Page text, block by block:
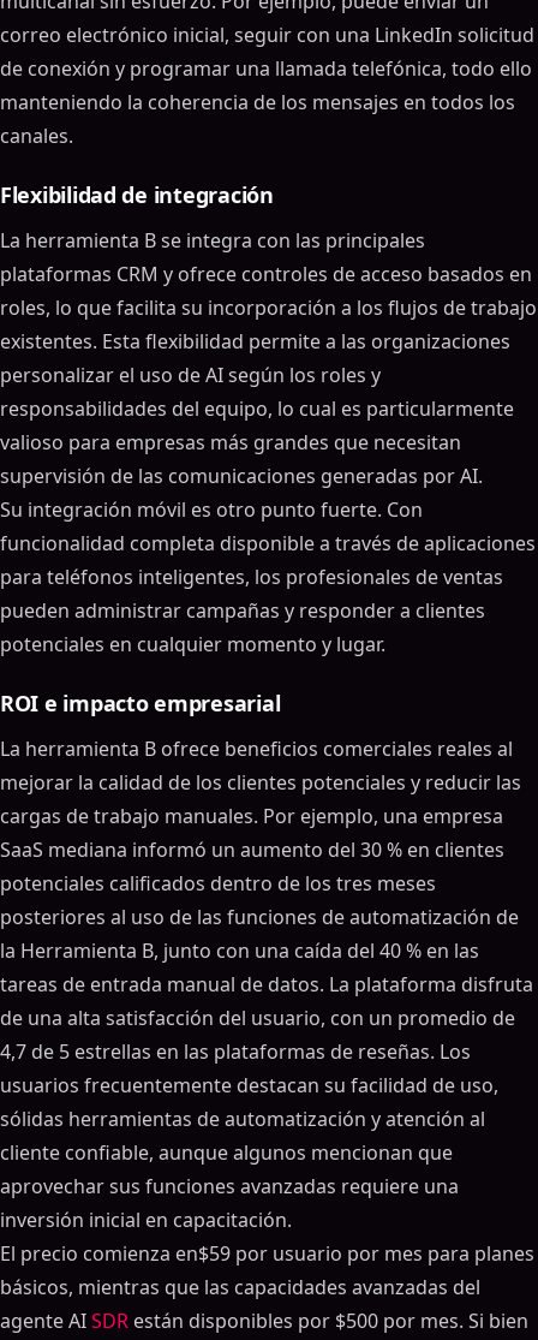
correo electrónico inicial, seguir con una LinkedIn solicitud
de conexión y programar una llamada telefónica, todo ello
manteniendo la coherencia de los mensajes en todos los
canales.
Flexibilidad de integración
La herramienta B se integra con las principales
plataformas CRM y ofrece controles de acceso basados en
roles, lo que facilita su incorporación a los flujos de trabajo
existentes. Esta flexibilidad permite a las organizaciones
personalizar el uso de AI según los roles y
responsabilidades del equipo, lo cual es particularmente
valioso para empresas más grandes que necesitan
supervisión de las comunicaciones generadas por AI.
Su integración móvil es otro punto fuerte. Con
funcionalidad completa disponible a través de aplicaciones
para teléfonos inteligentes, los profesionales de ventas
pueden administrar campañas y responder a clientes
potenciales en cualquier momento y lugar.
ROI e impacto empresarial
La herramienta B ofrece beneficios comerciales reales al
mejorar la calidad de los clientes potenciales y reducir las
cargas de trabajo manuales. Por ejemplo, una empresa
SaaS mediana informó un aumento del 30 % en clientes
potenciales calificados dentro de los tres meses
posteriores al uso de las funciones de automatización de
la Herramienta B, junto con una caída del 40 % en las
tareas de entrada manual de datos. La plataforma disfruta
de una alta satisfacción del usuario, con un promedio de
4,7 de 5 estrellas en las plataformas de reseñas. Los
usuarios frecuentemente destacan su facilidad de uso,
sólidas herramientas de automatización y atención al
cliente confiable, aunque algunos mencionan que
aprovechar sus funciones avanzadas requiere una
inversión inicial en capacitación.
El precio comienza en$59 por usuario por mes para planes
básicos, mientras que las capacidades avanzadas del
agente AISDR están disponibles por $500 por mes. Si bien